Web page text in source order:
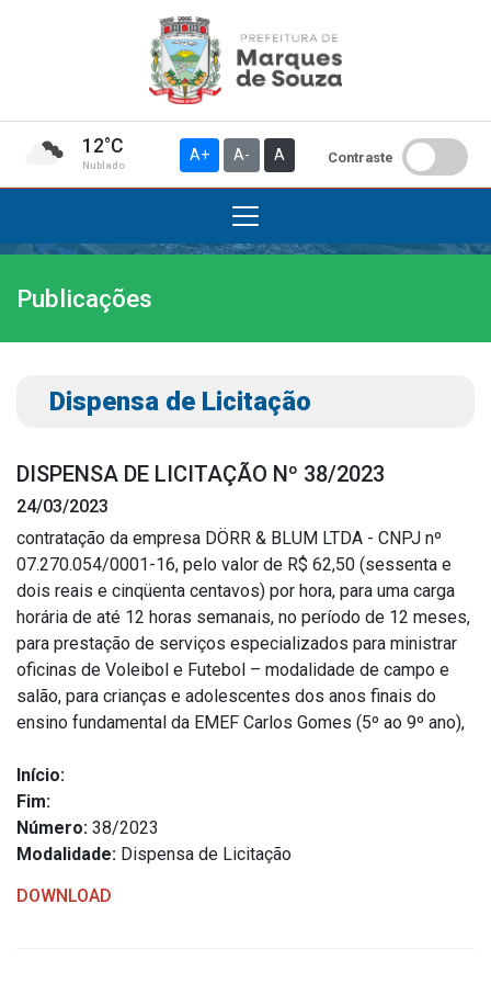
12°C
Nublado
A+ A- A Contraste
Institucional
A Prefeitura
Gabinete do Vice-prefeito
Símbolos Oficiais
Estrutura Organizacional
Secretarias
Administração
Agricultura e Meio Ambiente
Educação, Cultura, Desporto e Turismo
Saúde
Publicações
Dispensa de Licitação
DISPENSA DE LICITAÇÃO Nº 38/2023
24/03/2023
contratação da empresa DÖRR & BLUM LTDA - CNPJ nº
07.270.054/0001-16, pelo valor de R$ 62,50 (sessenta e
dois reais e cinqüenta centavos) por hora, para uma carga
horária de até 12 horas semanais, no período de 12 meses,
para prestação de serviços especializados para ministrar
oficinas de Voleibol e Futebol – modalidade de campo e
salão, para crianças e adolescentes dos anos finais do
ensino fundamental da EMEF Carlos Gomes (5º ao 9º ano),
Início:
Fim:
Número: 38/2023
Modalidade: Dispensa de Licitação
DOWNLOAD